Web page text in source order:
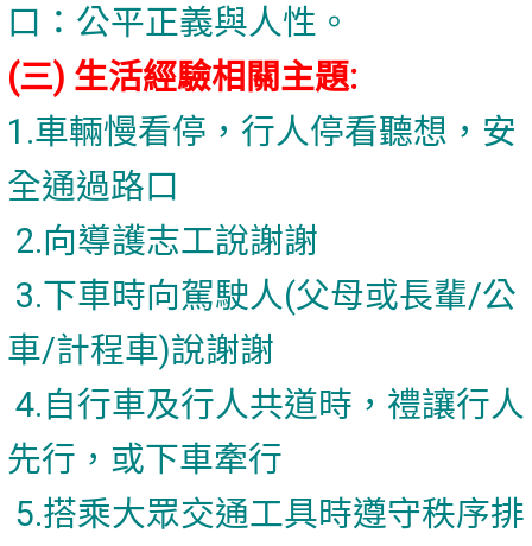
口：公平正義與人性。
(三) 生活經驗相關主題:
1.車輛慢看停，行人停看聽想，安
全通過路口
2.向導護志工說謝謝
3.下車時向駕駛人(父母或長輩/公
車/計程車)說謝謝
4.自行車及行人共道時，禮讓行人
先行，或下車牽行
5.搭乘大眾交通工具時遵守秩序排